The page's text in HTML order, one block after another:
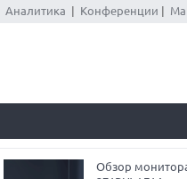
Аналитика Конференции
Обзор